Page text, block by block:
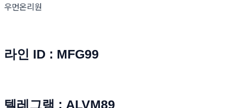
우먼온리원
라인 ID : MFG99
텔레그램 : ALVM89